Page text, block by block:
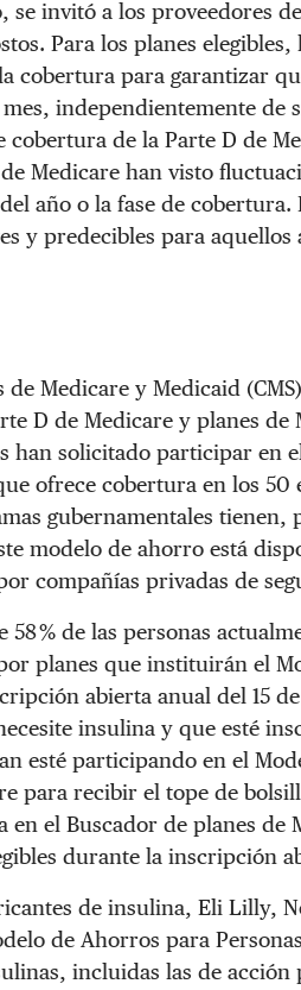
se invitó a los proveedores
Para los planes
cobertura para garantizar
independientemente de
cobertura de la Parte D de
Medicare han visto
año o la fase de
y predecibles para aquellos
Medicare y Medicaid
D de Medicare y planes
han solicitado participar en
ofrece cobertura en los 50
gubernamentales
modelo de ahorro está
compañías privadas de
58 % de las personas
planes que instituirán el
abierta anual del 15
insulina y que esté
esté participando en el
para recibir el tope de
en el Buscador de planes de
durante la inscripción
de insulina, Eli Lilly,
de Ahorros para
incluidas las de